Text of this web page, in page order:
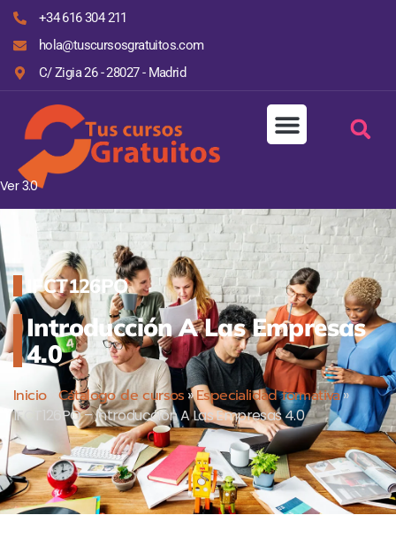
+34 616 304 211
hola@tuscursosgratuitos.com
C/ Zigia 26 - 28027 - Madrid
Ver 3.0
IFCT126PO
Introducción A Las Empresas
4.0
Inicio» Cátalogo de cursos»Especialidad formativa»
IFCT126PO – Introducción A Las Empresas 4.0